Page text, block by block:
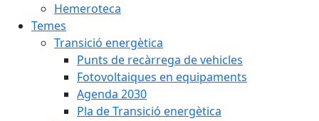
Hemeroteca
Temes
Transició energètica
Punts de recàrrega de vehicles
Fotovoltaiques en equipaments
Agenda 2030
Pla de Transició energètica